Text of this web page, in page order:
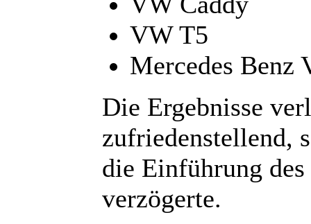
VW T5
Mercedes Benz
Die Ergebnisse
zufriedenstellend,
die Einführung
verzögerte.